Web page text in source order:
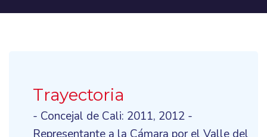
Trayectoria
- Concejal de Cali: 2011, 2012 -